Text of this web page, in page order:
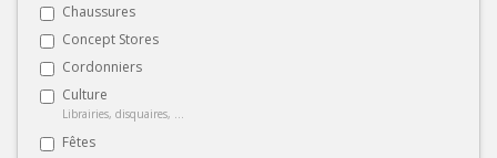
Chaussures
Concept Stores
Cordonniers
Culture
Librairies, disquaires, ...
Fêtes